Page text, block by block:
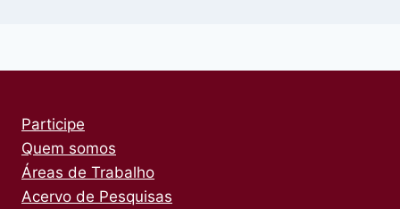
Participe
Quem somos
Áreas de Trabalho
Acervo de Pesquisas